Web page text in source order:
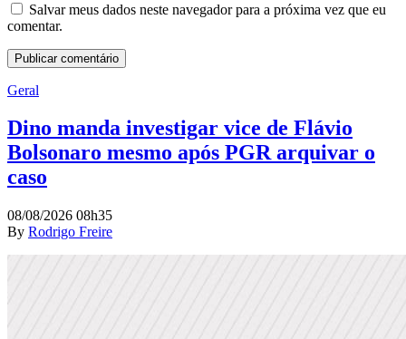
Salvar meus dados neste navegador para a próxima vez que eu
comentar.
Geral
Dino manda investigar vice de Flávio
Bolsonaro mesmo após PGR arquivar o
caso
08/08/2026 08h35
By Rodrigo Freire